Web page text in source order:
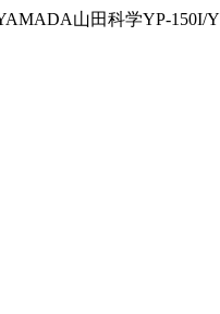
山田科学YP-150I/